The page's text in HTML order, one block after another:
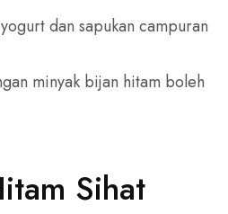
dan sapukan campuran
minyak bijan hitam boleh
Sihat